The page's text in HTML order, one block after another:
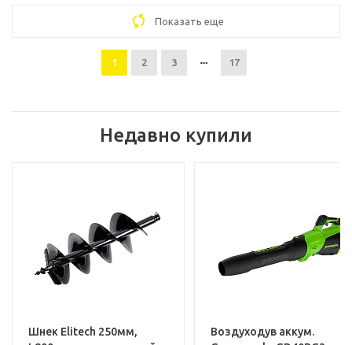
Показать еще
1 2 3 17
Недавно купили
Шнек Elitech 250мм,
Воздуходув аккум.